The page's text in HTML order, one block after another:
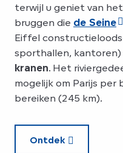
terwijl u geniet van
bruggen die de Seine
Eiffel
sporthallen,
kranen. Het
mogelijk om Parijs per
bereiken (245 km).
Ontdek